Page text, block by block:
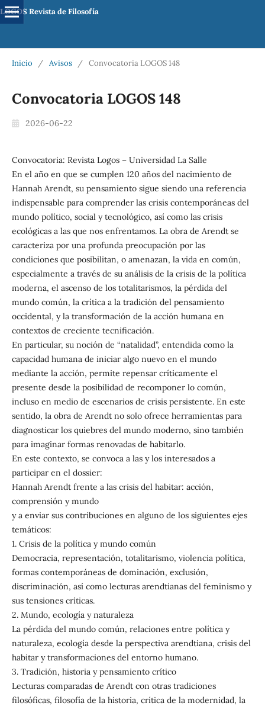
LOGOS Revista de Filosofía
Inicio / Avisos / Convocatoria LOGOS 148
Convocatoria LOGOS 148
2026-06-22
Convocatoria: Revista Logos – Universidad La Salle
En el año en que se cumplen 120 años del nacimiento de
Hannah Arendt, su pensamiento sigue siendo una referencia
indispensable para comprender las crisis contemporáneas del
mundo político, social y tecnológico, así como las crisis
ecológicas a las que nos enfrentamos. La obra de Arendt se
caracteriza por una profunda preocupación por las
condiciones que posibilitan, o amenazan, la vida en común,
especialmente a través de su análisis de la crisis de la política
moderna, el ascenso de los totalitarismos, la pérdida del
mundo común, la crítica a la tradición del pensamiento
occidental, y la transformación de la acción humana en
contextos de creciente tecnificación.
En particular, su noción de “natalidad”, entendida como la
capacidad humana de iniciar algo nuevo en el mundo
mediante la acción, permite repensar críticamente el
presente desde la posibilidad de recomponer lo común,
incluso en medio de escenarios de crisis persistente. En este
sentido, la obra de Arendt no solo ofrece herramientas para
diagnosticar los quiebres del mundo moderno, sino también
para imaginar formas renovadas de habitarlo.
En este contexto, se convoca a las y los interesados a
participar en el dossier:
Hannah Arendt frente a las crisis del habitar: acción,
comprensión y mundo
y a enviar sus contribuciones en alguno de los siguientes ejes
temáticos:
1. Crisis de la política y mundo común
Democracia, representación, totalitarismo, violencia política,
formas contemporáneas de dominación, exclusión,
discriminación, así como lecturas arendtianas del feminismo y
sus tensiones críticas.
2. Mundo, ecología y naturaleza
La pérdida del mundo común, relaciones entre política y
naturaleza, ecología desde la perspectiva arendtiana, crisis del
habitar y transformaciones del entorno humano.
3. Tradición, historia y pensamiento crítico
Lecturas comparadas de Arendt con otras tradiciones
filosóficas, filosofía de la historia, crítica de la modernidad, la